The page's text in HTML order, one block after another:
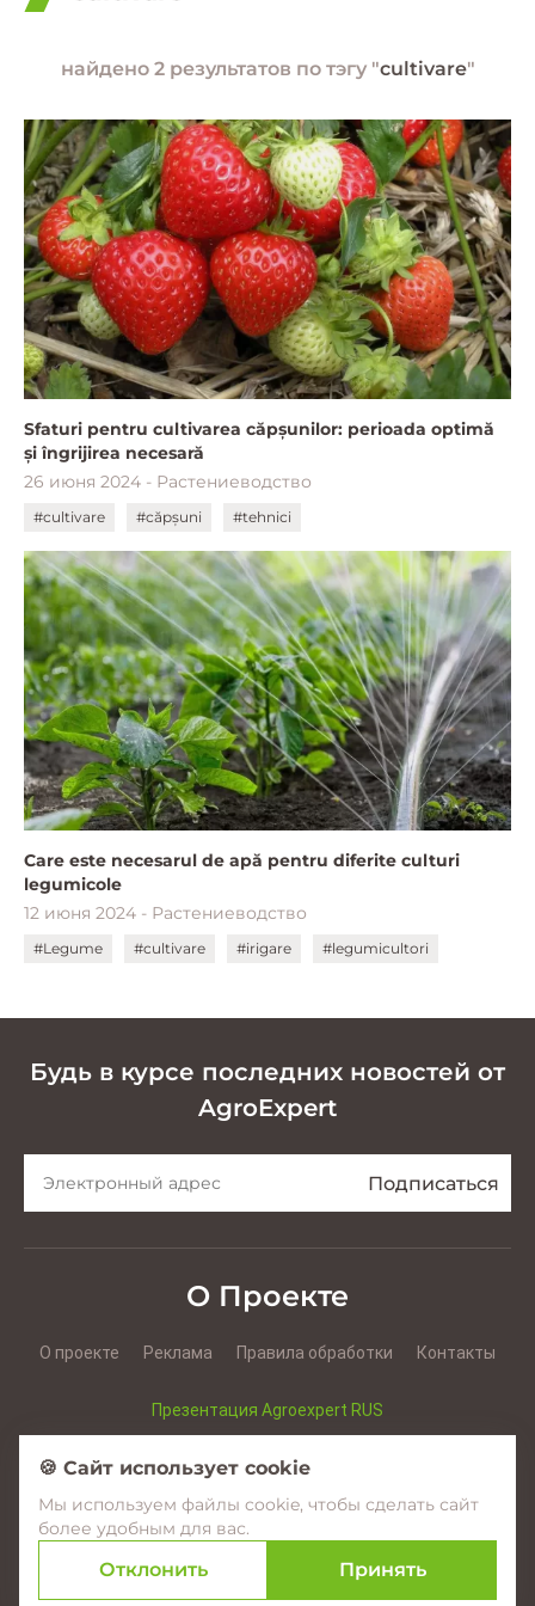
найдено 2 результатов по тэгу "cultivare"
Sfaturi pentru cultivarea căpșunilor: perioada optimă
și îngrijirea necesară
26 июня 2024 - Растениеводство
#cultivare #căpșuni #tehnici
Care este necesarul de apă pentru diferite culturi
legumicole
12 июня 2024 - Растениеводство
#Legume #cultivare #irigare #legumicultori
Будь в курсе последних новостей от
AgroExpert
О Проекте
О проекте Реклама Правила обработки Контакты
Презентация Agroexpert RUS
Facebook YouTube Instagram
© 2017–2026 Agroexpert.md
🍪 Сайт использует cookie
Мы используем файлы cookie, чтобы сделать сайт
более удобным для вас.
Отклонить Принять